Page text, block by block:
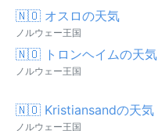
🇳🇴 オスロの天気
ノルウェー王国
🇳🇴 トロンヘイムの天気
ノルウェー王国
🇳🇴 Kristiansandの天気
ノルウェー王国